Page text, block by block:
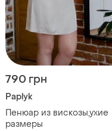
790 грн
Paplyk
Пенюар из вискозы,ухие
размеры